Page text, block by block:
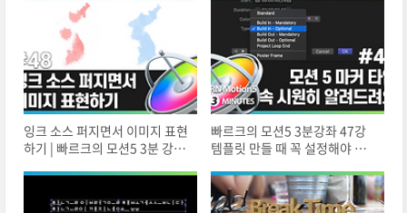
잉크 소스 퍼지면서 이미지 표현
하기 | 빠르크의 모션5 3분 강좌
빠르크의 모션5 3분강좌 47강
템플릿 만들 때 꼭 설정해야 하
기 | 템플릿 길이와 상관없이 일
정한 속도 유지하기